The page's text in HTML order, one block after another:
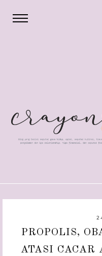
PROPOLIS,
ATASI CACAR